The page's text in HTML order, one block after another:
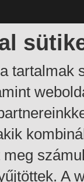
tartalmak
A